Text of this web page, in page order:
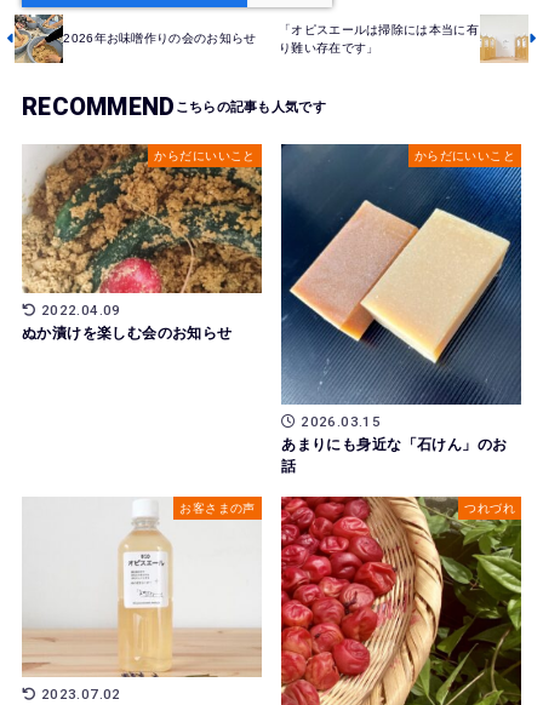
2026年お味噌作りの会のお知らせ
「オピスエールは掃除には本当に有
り難い存在です」
RECOMMEND
からだにいいこと
2022.04.09
ぬか漬けを楽しむ会のお知らせ
からだにいいこと
2026.03.15
あまりにも身近な「石けん」のお
話
お客さまの声
2023.07.02
つれづれ